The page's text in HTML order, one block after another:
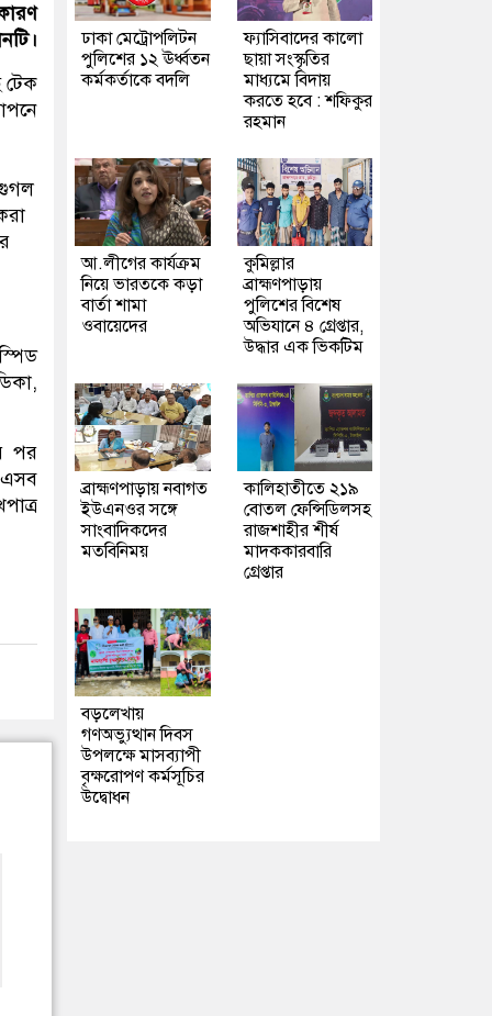
টেক
পর
ঢাকা মেট্রোপলিটন
পুলিশের ১২ ঊর্ধ্বতন
কর্মকর্তাকে বদলি
ফ্যাসিবাদের কালো
ছায়া সংস্কৃতির
মাধ্যমে বিদায়
করতে হবে : শফিকুর
রহমান
আ.লীগের কার্যক্রম
নিয়ে ভারতকে কড়া
বার্তা শামা
ওবায়েদের
কুমিল্লার
ব্রাহ্মণপাড়ায়
পুলিশের বিশেষ
অভিযানে ৪ গ্রেপ্তার,
উদ্ধার এক ভিকটিম
ব্রাহ্মণপাড়ায় নবাগত
ইউএনওর সঙ্গে
সাংবাদিকদের
মতবিনিময়
কালিহাতীতে ২১৯
বোতল ফেন্সিডিলসহ
রাজশাহীর শীর্ষ
মাদককারবারি
গ্রেপ্তার
বড়লেখায়
গণঅভ্যুত্থান দিবস
উপলক্ষে মাসব্যাপী
বৃক্ষরোপণ কর্মসূচির
উদ্বোধন